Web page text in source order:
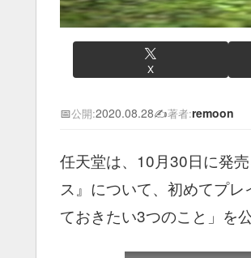
X
📅公開:2020.08.28✍️著者:remoon
任天堂は、10月30日に発
ス』について、初めてプ
ておきたい3つのこと」を